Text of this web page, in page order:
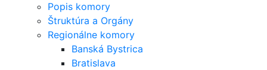
Popis komory
Štruktúra a Orgány
Regionálne komory
Banská Bystrica
Bratislava